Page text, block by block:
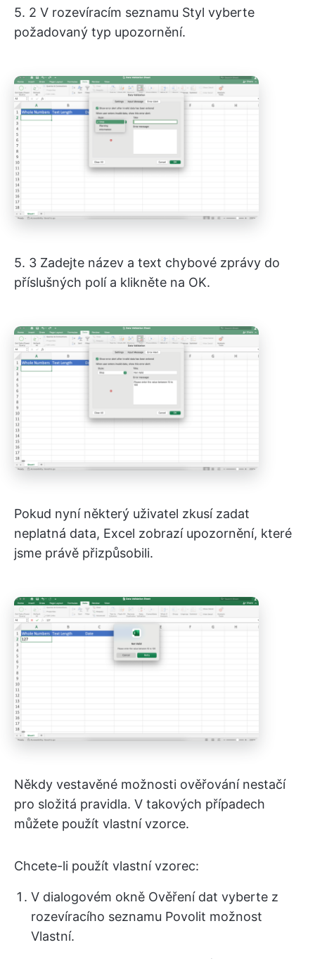
5. 2 V rozevíracím seznamu Styl vyberte
požadovaný typ upozornění.
5. 3 Zadejte název a text chybové zprávy do
příslušných polí a klikněte na OK.
Pokud nyní některý uživatel zkusí zadat
neplatná data, Excel zobrazí upozornění, které
jsme právě přizpůsobili.
Někdy vestavěné možnosti ověřování nestačí
pro složitá pravidla. V takových případech
můžete použít vlastní vzorce.
Chcete-li použít vlastní vzorec:
V dialogovém okně Ověření dat vyberte z
rozevíracího seznamu Povolit možnost
Vlastní.